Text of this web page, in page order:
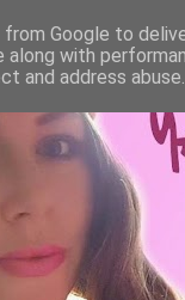
Google to
along with
and address abuse.